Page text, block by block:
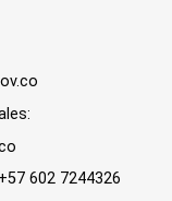
602 7244326